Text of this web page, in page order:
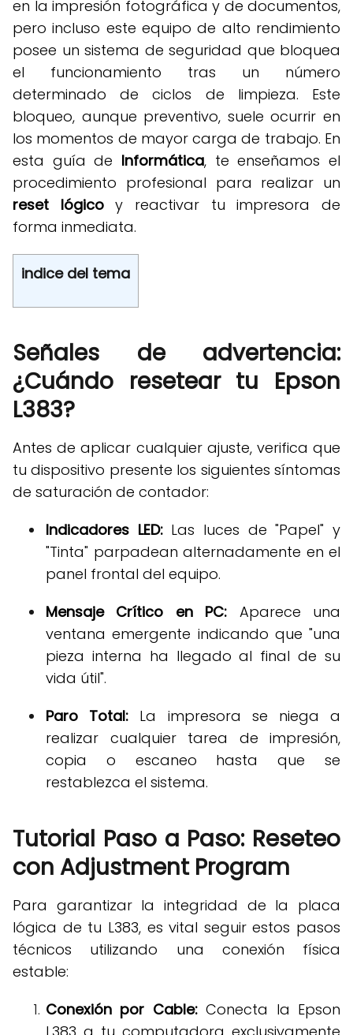
en la impresión fotográfica y de documentos,
pero incluso este equipo de alto rendimiento
posee un sistema de seguridad que bloquea
el funcionamiento tras un número
determinado de ciclos de limpieza. Este
bloqueo, aunque preventivo, suele ocurrir en
los momentos de mayor carga de trabajo. En
esta guía de Informática, te enseñamos el
procedimiento profesional para realizar un
reset lógicoy reactivar tu impresora de
forma inmediata.
indice del tema
Señales de advertencia:
¿Cuándo resetear tu Epson
L383?
Antes de aplicar cualquier ajuste, verifica que
tu dispositivo presente los siguientes síntomas
de saturación de contador:
Indicadores LED:Las luces de "Papel" y
"Tinta" parpadean alternadamente en el
panel frontal del equipo.
Mensaje Crítico en PC: Aparece una
ventana emergente indicando que "una
pieza interna ha llegado al final de su
vida útil".
Paro Total: La impresora se niega a
realizar cualquier tarea de impresión,
copia o escaneo hasta que se
restablezca el sistema.
Tutorial Paso a Paso: Reseteo
con Adjustment Program
Para garantizar la integridad de la placa
lógica de tu L383, es vital seguir estos pasos
técnicos utilizando una conexión física
estable:
Conexión por Cable:Conecta la Epson